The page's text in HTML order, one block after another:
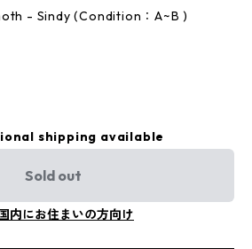
- Sindy (Condition：A~B )
shipping available
Sold out
内にお住まいの方向け